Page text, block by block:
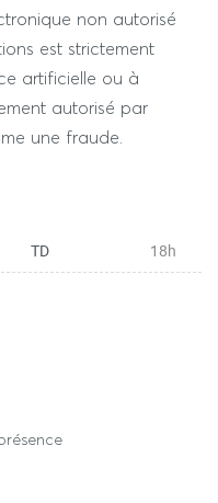
non autorisé
est strictement
artificielle ou à
autorisé par
une fraude.
TD 18h